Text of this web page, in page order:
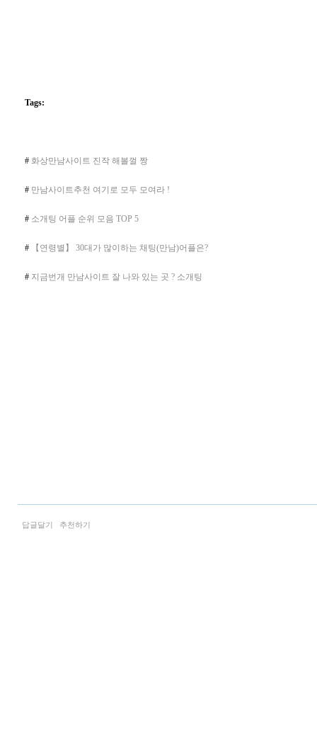
Tags:
#화상만남사이트 진작 해볼껄 짱
#만남사이트추천 여기로 모두 모여라 !
#소개팅 어플 순위 모음 TOP 5
#【연령별】 30대가 많이하는 채팅(만남)어플은?
#지금번개 만남사이트 잘 나와 있는 곳 ? 소개팅
답글달기 추천하기